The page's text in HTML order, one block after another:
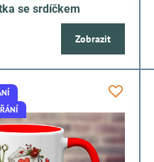
se srdíčkem
Zobrazit